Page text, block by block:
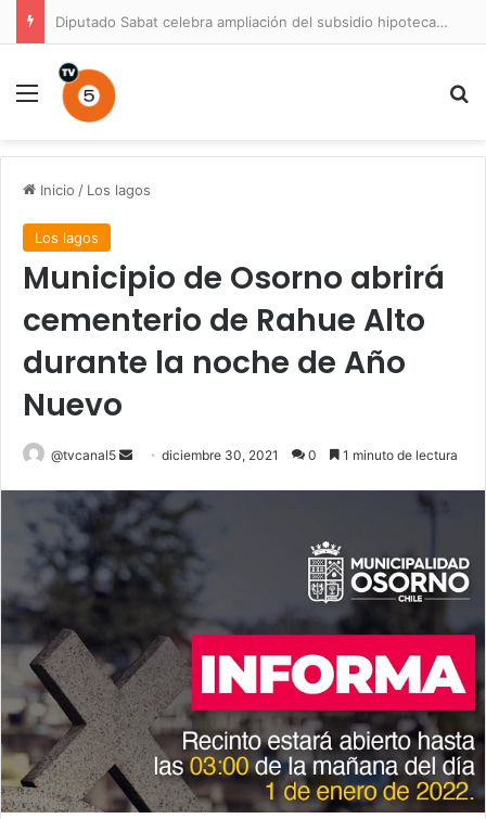
Diputado Sabat celebra ampliación del subsidio hipotecario con viviendas de hasta 6.000 UF
Menú
Inicio / Los lagos
Los lagos
Municipio de Osorno abrirá
cementerio de Rahue Alto
durante la noche de Año
Nuevo
@tvcanal5
Send
email
diciembre 30, 2021 0 1 minuto de lectura